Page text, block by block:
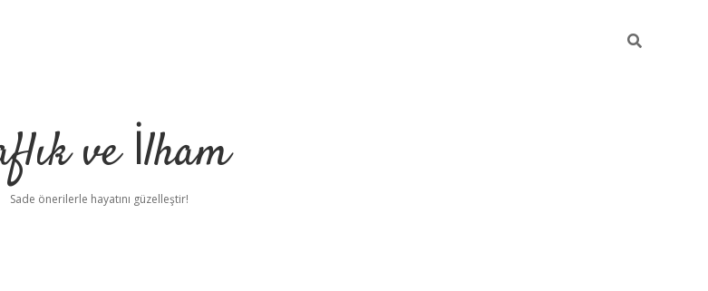
ve İlham
Sade önerilerle hayatını güzelleştir!